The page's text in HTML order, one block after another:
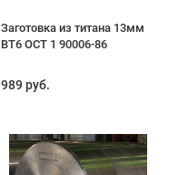
Заготовка из титана 13мм
ВТ6 ОСТ 1 90006-86
989 руб.